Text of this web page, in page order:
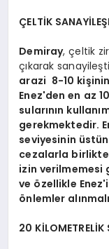
ÇELTİK
Demiray, çeltik
çıkarak
arazi 8-10
Enez'den en az
sularının
gerekmektedir.
seviyesinin
cezalarla
izin verilmemesi
ve özellikle
önlemler
20 KİLOMETRELİK